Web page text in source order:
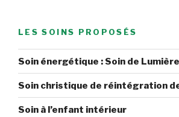
LES SOINS PROPOSÉS
Soin énergétique : Soin de Lumière
Soin christique de réintégration de
Soin à l’enfant intérieur